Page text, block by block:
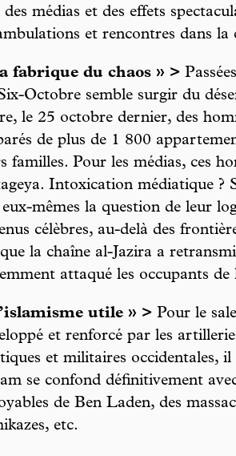
médias et des effets
et rencontres dans la
fabrique du chaos » >
Octobre semble surgir du
le 25 octobre dernier, des
de plus de 1 800
familles. Pour les médias, ces
Intoxication médiatique ?
mêmes la question de leur
célèbres, au-delà des
la chaîne al-Jazira a
attaqué les occupants de
utile » > Pour le
et renforcé par les
et militaires occidentales, il
se confond définitivement
de Ben Laden, des
etc.